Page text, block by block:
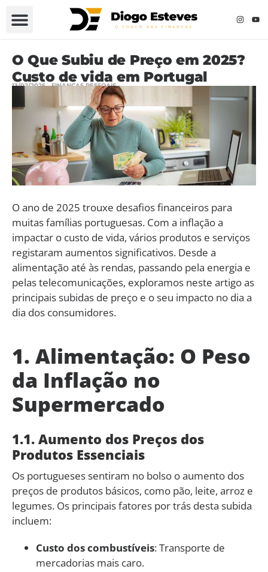
O Que Subiu de Preço em 2025?
Custo de vida em Portugal
13/02/2025 FINANÇAS PESSOAIS
O ano de 2025 trouxe desafios financeiros para
muitas famílias portuguesas. Com a inflação a
impactar o custo de vida, vários produtos e serviços
registaram aumentos significativos. Desde a
alimentação até às rendas, passando pela energia e
pelas telecomunicações, exploramos neste artigo as
principais subidas de preço e o seu impacto no dia a
dia dos consumidores.
1. Alimentação: O Peso
da Inflação no
Supermercado
1.1. Aumento dos Preços dos
Produtos Essenciais
Os portugueses sentiram no bolso o aumento dos
preços de produtos básicos, como pão, leite, arroz e
legumes. Os principais fatores por trás desta subida
incluem:
Custo dos combustíveis: Transporte de
mercadorias mais caro.